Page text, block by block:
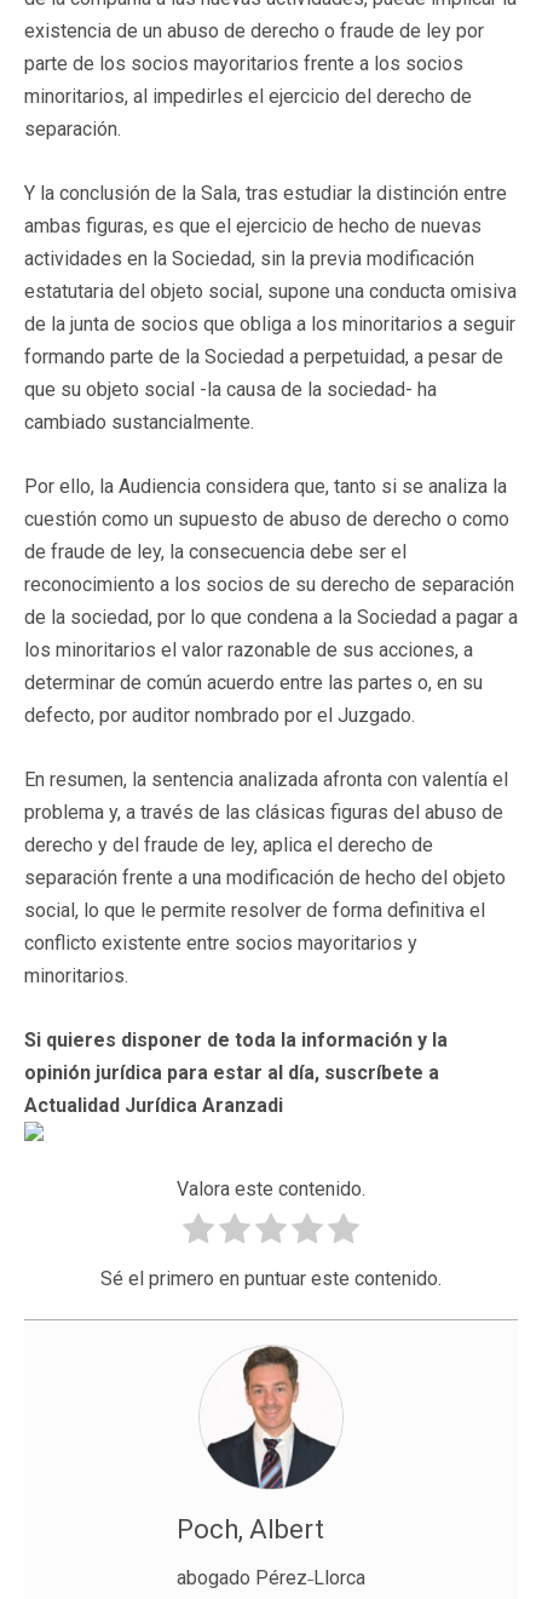
existencia de un abuso de derecho o fraude de ley por
parte de los socios mayoritarios frente a los socios
minoritarios, al impedirles el ejercicio del derecho de
separación.
Y la conclusión de la Sala, tras estudiar la distinción entre
ambas figuras, es que el ejercicio de hecho de nuevas
actividades en la Sociedad, sin la previa modificación
estatutaria del objeto social, supone una conducta omisiva
de la junta de socios que obliga a los minoritarios a seguir
formando parte de la Sociedad a perpetuidad, a pesar de
que su objeto social -la causa de la sociedad- ha
cambiado sustancialmente.
Por ello, la Audiencia considera que, tanto si se analiza la
cuestión como un supuesto de abuso de derecho o como
de fraude de ley, la consecuencia debe ser el
reconocimiento a los socios de su derecho de separación
de la sociedad, por lo que condena a la Sociedad a pagar a
los minoritarios el valor razonable de sus acciones, a
determinar de común acuerdo entre las partes o, en su
defecto, por auditor nombrado por el Juzgado.
En resumen, la sentencia analizada afronta con valentía el
problema y, a través de las clásicas figuras del abuso de
derecho y del fraude de ley, aplica el derecho de
separación frente a una modificación de hecho del objeto
social, lo que le permite resolver de forma definitiva el
conflicto existente entre socios mayoritarios y
minoritarios.
Si quieres disponer de toda la información y la
opinión jurídica para estar al día, suscríbete a
Actualidad Jurídica Aranzadi
Valora este contenido.
Sé el primero en puntuar este contenido.
Poch, Albert
abogado Pérez˗Llorca